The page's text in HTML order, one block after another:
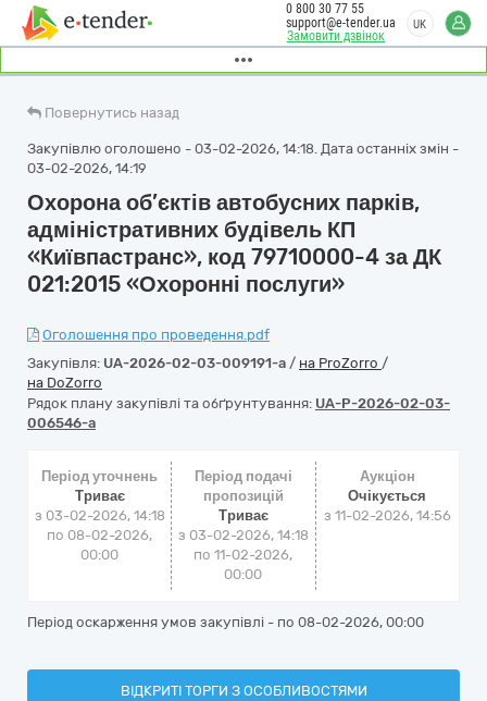
Замовити дзвінок
0 800 30 77 55
support@e-tender.ua
UK
Повернутись назад
Закупівлю оголошено - 03-02-2026, 14:18. Дата останніх змін -
03-02-2026, 14:19
Охорона об’єктів автобусних парків,
адміністративних будівель КП
«Київпастранс», код 79710000-4 за ДК
021:2015 «Охоронні послуги»
Оголошення про проведення.pdf
Закупівля: UA-2026-02-03-009191-a / на ProZorro /
на DoZorro
Рядок плану закупівлі та обґрунтування: UA-P-2026-02-03-
006546-a
Період уточнень
Триває
з 03-02-2026, 14:18
по 08-02-2026,
00:00
Період подачі
пропозицій
Триває
з 03-02-2026, 14:18
по 11-02-2026,
00:00
Аукціон
Очікується
з 11-02-2026, 14:56
Період оскарження умов закупівлі - по 08-02-2026, 00:00
ВІДКРИТІ ТОРГИ З ОСОБЛИВОСТЯМИ